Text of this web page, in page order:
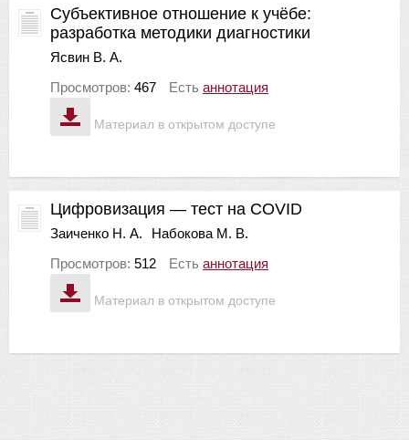
Материал в открытом доступе
Субъективное отношение к учёбе:
разработка методики диагностики
Ясвин В. А.
Просмотров: 467 Есть аннотация
Материал в открытом доступе
Цифровизация — тест на COVID
Заиченко Н. А.
Набокова М. В.
Просмотров: 512 Есть аннотация